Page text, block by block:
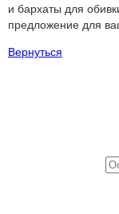
и бархаты для
предложение для
Вернуться